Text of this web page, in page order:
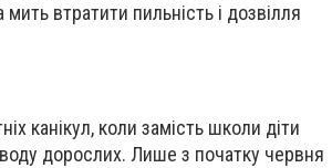
втратити пильність і дозвілля
канікул, коли замість школи діти
дорослих. Лише з початку червня